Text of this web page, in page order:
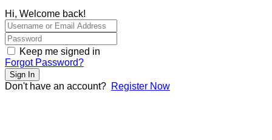
Hi, Welcome back!
Keep me signed in
Forgot Password?
Sign In
Don't have an account? Register Now